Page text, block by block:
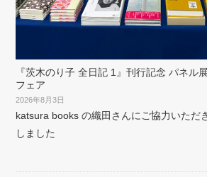
『茨木のり子 全日記 1』刊行記念 パネル
フェア
2026年8月3日
katsura books の織田さんにご協力いただ
しました